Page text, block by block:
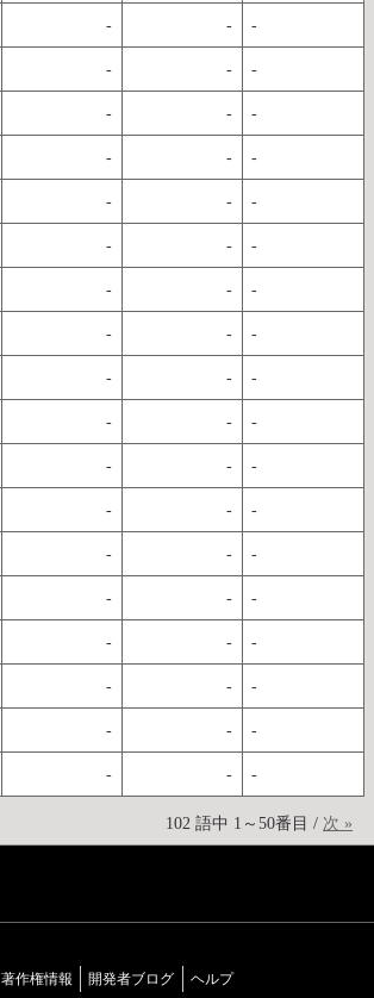
- - -
- - -
- - -
- - -
- - -
- - -
- - -
- - -
- - -
- - -
- - -
- - -
- - -
- - -
- - -
- - -
- - -
- - -
102 語中 1～50番目 / 次 »
著作権情報 開発者ブログ ヘルプ